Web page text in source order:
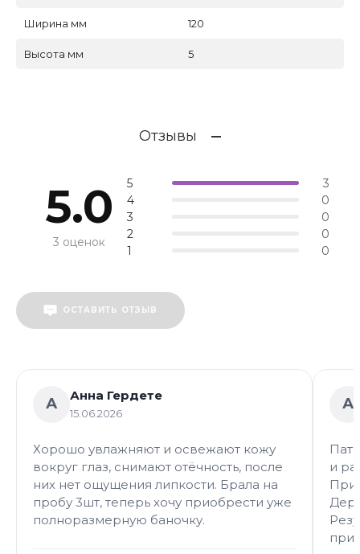
Ширина мм 120
Высота мм 5
Отзывы
5.0
3 оценок
5
3
4
0
3
0
2
0
1
0
ОСТАВИТЬ ОТЗЫВ
А Анна Гердете
15.06.2026
Хорошо увлажняют и освежают кожу
вокруг глаз, снимают отёчность, после
них нет ощущения липкости. Брала на
пробу 3шт, теперь хочу приобрести уже
полноразмерную баночку.
А
и